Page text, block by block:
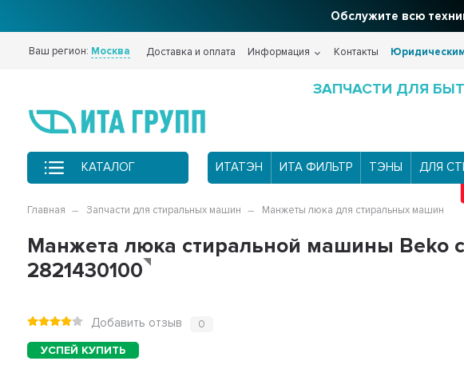
Фильтры для
Ваш регион: Москва Доставка и оплата Информация Контакты
ЗАПЧАСТИ ДЛЯ
КАТАЛОГ ИТАТЭН ИТА ФИЛЬТР ТЭНЫ ДЛЯ
Главная Запчасти для стиральных машин Манжеты люка для стиральных машин
Манжета люка стиральной машины Beko
2821430100
Добавить отзыв 0